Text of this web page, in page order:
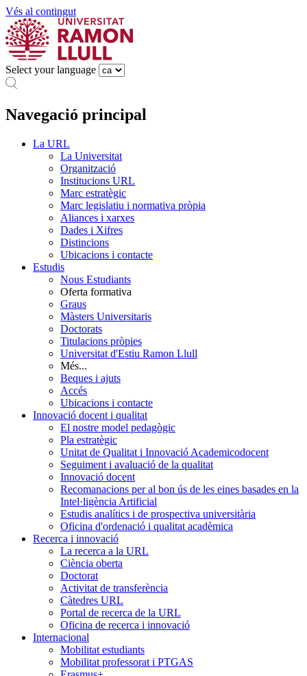
Vés al contingut
Select your language
Navegació principal
La URL
La Universitat
Organització
Institucions URL
Marc estratègic
Marc legislatiu i normativa pròpia
Aliances i xarxes
Dades i Xifres
Distincions
Ubicacions i contacte
Estudis
Nous Estudiants
Oferta formativa
Graus
Màsters Universitaris
Doctorats
Titulacions pròpies
Universitat d'Estiu Ramon Llull
Més...
Beques i ajuts
Accés
Ubicacions i contacte
Innovació docent i qualitat
El nostre model pedagògic
Pla estratègic
Unitat de Qualitat i Innovació Academicodocent
Seguiment i avaluació de la qualitat
Innovació docent
Recomanacions per al bon ús de les eines basades en la
Intel·ligència Artificial
Estudis analítics i de prospectiva universitària
Oficina d'ordenació i qualitat acadèmica
Recerca i innovació
La recerca a la URL
Ciència oberta
Doctorat
Activitat de transferència
Càtedres URL
Portal de recerca de la URL
Oficina de recerca i innovació
Internacional
Mobilitat estudiants
Mobilitat professorat i PTGAS